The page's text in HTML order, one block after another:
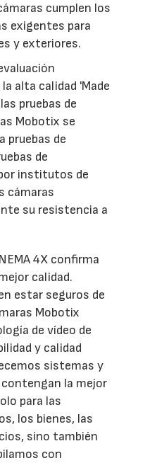
cumplen los
exigentes para
y exteriores.
alta calidad 'Made
pruebas de
Mobotix se
pruebas de
de
institutos de
cámaras
su resistencia a
4X confirma
calidad.
estar seguros de
Mobotix
de vídeo de
y calidad
sistemas y
la mejor
para las
los bienes, las
sino también
con